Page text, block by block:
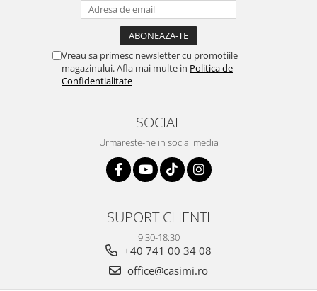
Vreau sa primesc newsletter cu promotiile
magazinului. Afla mai multe in Politica de
Confidentialitate
SOCIAL
Urmareste-ne in social media
SUPORT CLIENTI
9:30-18:30
+40 741 00 34 08
office@casimi.ro